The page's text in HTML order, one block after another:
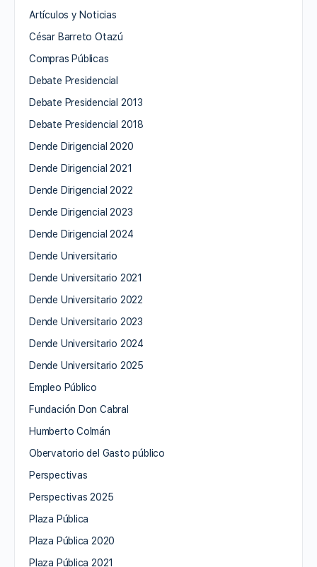
Artículos y Noticias
César Barreto Otazú
Compras Públicas
Debate Presidencial
Debate Presidencial 2013
Debate Presidencial 2018
Dende Dirigencial 2020
Dende Dirigencial 2021
Dende Dirigencial 2022
Dende Dirigencial 2023
Dende Dirigencial 2024
Dende Universitario
Dende Universitario 2021
Dende Universitario 2022
Dende Universitario 2023
Dende Universitario 2024
Dende Universitario 2025
Empleo Público
Fundación Don Cabral
Humberto Colmán
Obervatorio del Gasto público
Perspectivas
Perspectivas 2025
Plaza Pública
Plaza Pública 2020
Plaza Pública 2021